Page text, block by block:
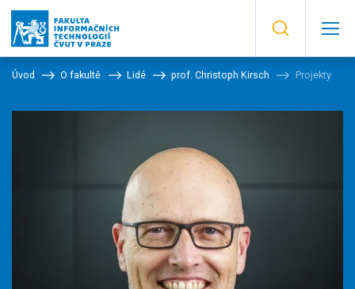
Úvod O fakultě Lidé prof. Christoph Kirsch Projekty